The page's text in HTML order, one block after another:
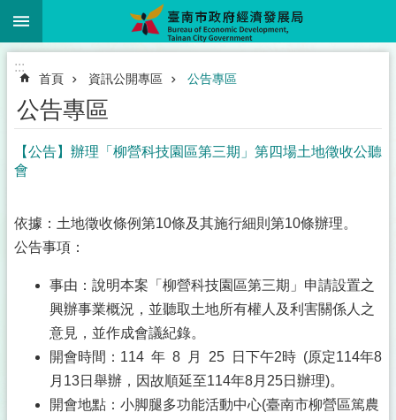
跳到主要內容區塊
:::
首頁 資訊公開專區 公告專區
公告專區
【公告】辦理「柳營科技園區第三期」第四場土地徵收公聽
會
依據：土地徵收條例第10條及其施行細則第10條辦理。
公告事項：
事由：說明本案「柳營科技園區第三期」申請設置之
興辦事業概況，並聽取土地所有權人及利害關係人之
意見，並作成會議紀錄。
開會時間：114 年 8 月 25 日下午2時 (原定114年8
月13日舉辦，因故順延至114年8月25日辦理)。
開會地點：小脚腿多功能活動中心(臺南市柳營區篤農